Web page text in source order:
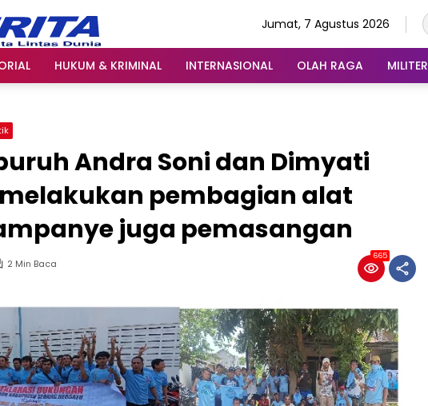
Jumat, 7 Agustus 2026
HUKUM & KRIMINAL INTERNASIONAL OLAH RAGA MILITER
Andra Soni dan Dimyati
pembagian alat
juga pemasangan
2 Min Baca
665